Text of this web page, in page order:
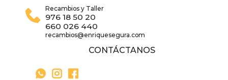
Recambios y Taller
976 18 50 20
660 026 440
recambios@enriquesegura.com
CONTÁCTANOS